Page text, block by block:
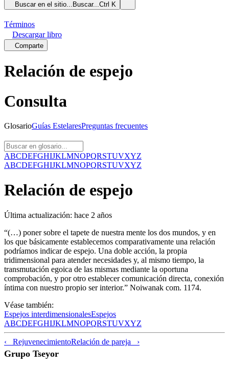
Buscar en el sitio... Buscar...Ctrl K
Términos
Descargarlibro
Comparte
Relación de espejo
Consulta
GlosarioGuías EstelaresPreguntas frecuentes
ABCDEFGHIJKLMNOPQRSTUVXYZ
ABCDEFGHIJKLMNOPQRSTUVXYZ
Relación de espejo
Última actualización: hace 2 años
“(…) poner sobre el tapete de nuestra mente los dos mundos, y en
los que básicamente establecemos comparativamente una relación
podríamos indicar de espejo. Una doble acción, la propia
tridimensional para atender necesidades y, al mismo tiempo, la
transmutación egoica de las mismas mediante la oportuna
comprobación, y por otro establecer comunicación directa, conexión
íntima con nuestro propio ser interior.” Noiwanak com. 1174.
Véase también:
Espejos interdimensionalesEspejos
ABCDEFGHIJKLMNOPQRSTUVXYZ
‹ RejuvenecimientoRelación de pareja ›
Grupo Tseyor